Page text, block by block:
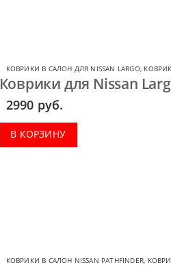
КОВРИКИ В САЛОН ДЛЯ NISSAN LARGO,
Коврики для Nissan
2990 руб.
В КОРЗИНУ
КОВРИКИ В САЛОН NISSAN PATHFINDER,